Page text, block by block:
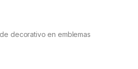
decorativo en emblemas